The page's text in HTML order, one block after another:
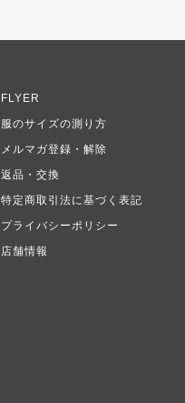
FLYER
服のサイズの測り方
メルマガ登録・解除
返品・交換
特定商取引法に基づく表記
プライバシーポリシー
店舗情報